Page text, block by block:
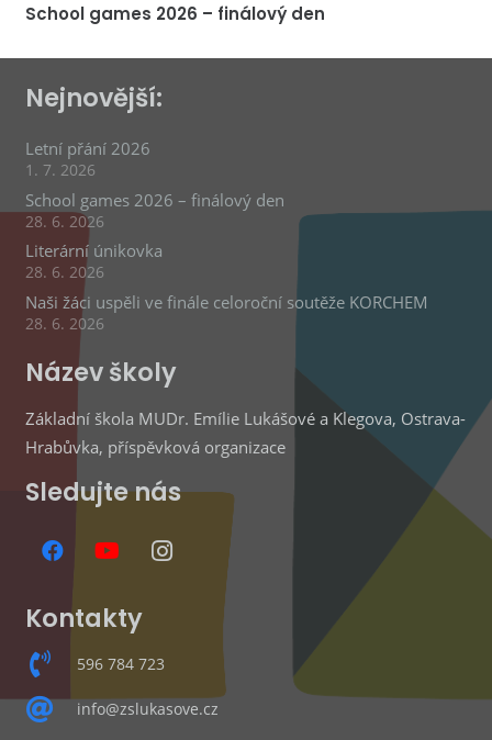
School games 2026 – finálový den
Nejnovější:
Letní přání 2026
1. 7. 2026
School games 2026 – finálový den
28. 6. 2026
Literární únikovka
28. 6. 2026
Naši žáci uspěli ve finále celoroční soutěže KORCHEM
28. 6. 2026
Název školy
Základní škola MUDr. Emílie Lukášové a Klegova, Ostrava-
Hrabůvka, příspěvková organizace
Sledujte nás
Kontakty
596 784 723
info@zslukasove.cz